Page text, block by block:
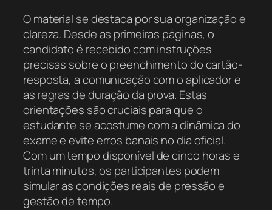
O material se destaca por sua organização e
clareza. Desde as primeiras páginas, o
candidato é recebido com instruções
precisas sobre o preenchimento do cartão-
resposta, a comunicação com o aplicador e
as regras de duração da prova. Estas
orientações são cruciais para que o
estudante se acostume com a dinâmica do
exame e evite erros banais no dia oficial.
Com um tempo disponível de cinco horas e
trinta minutos, os participantes podem
simular as condições reais de pressão e
gestão de tempo.